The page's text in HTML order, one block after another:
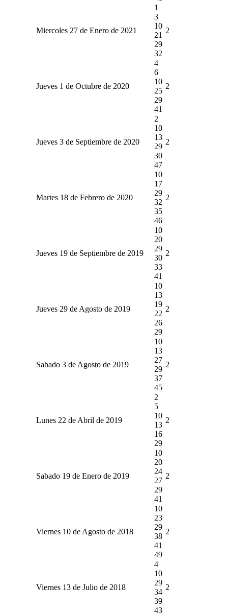
Miercoles 27 de Enero de 2021
1
3
10
21
29
32
2
Jueves 1 de Octubre de 2020
4
6
10
25
29
41
2
Jueves 3 de Septiembre de 2020
2
10
13
29
30
47
2
Martes 18 de Febrero de 2020
10
17
29
32
35
46
2
Jueves 19 de Septiembre de 2019
10
20
29
30
33
41
2
Jueves 29 de Agosto de 2019
10
13
19
22
26
29
2
Sabado 3 de Agosto de 2019
10
13
27
29
37
45
2
Lunes 22 de Abril de 2019
2
5
10
13
16
29
2
Sabado 19 de Enero de 2019
10
20
24
27
29
41
2
Viernes 10 de Agosto de 2018
10
23
29
38
41
49
2
Viernes 13 de Julio de 2018
4
10
29
34
39
43
2